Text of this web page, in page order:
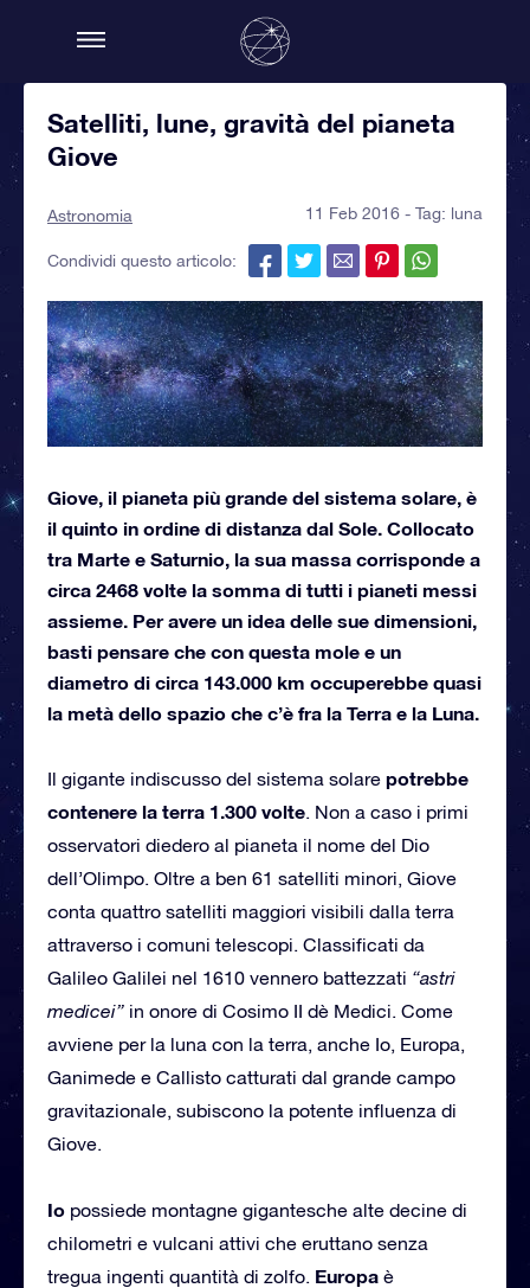
Satelliti, lune, gravità del pianeta
Giove
Astronomia 11 Feb 2016 - Tag: luna
Condividi questo articolo:
Giove, il pianeta più grande del sistema solare, è
il quinto in ordine di distanza dal Sole. Collocato
tra Marte e Saturnio, la sua massa corrisponde a
circa 2468 volte la somma di tutti i pianeti messi
assieme. Per avere un idea delle sue dimensioni,
basti pensare che con questa mole e un
diametro di circa 143.000 km occuperebbe quasi
la metà dello spazio che c’è fra la Terra e la Luna.
Il gigante indiscusso del sistema solare potrebbe
contenere la terra 1.300 volte. Non a caso i primi
osservatori diedero al pianeta il nome del Dio
dell’Olimpo. Oltre a ben 61 satelliti minori, Giove
conta quattro satelliti maggiori visibili dalla terra
attraverso i comuni telescopi. Classificati da
Galileo Galilei nel 1610 vennero battezzati “astri
medicei” in onore di Cosimo II dè Medici. Come
avviene per la luna con la terra, anche Io, Europa,
Ganimede e Callisto catturati dal grande campo
gravitazionale, subiscono la potente influenza di
Giove.
Io possiede montagne gigantesche alte decine di
chilometri e vulcani attivi che eruttano senza
tregua ingenti quantità di zolfo. Europa è